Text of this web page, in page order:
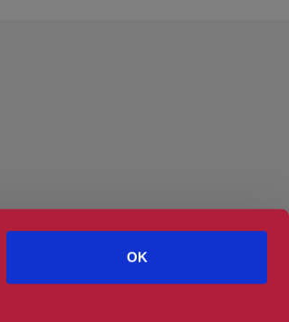
OK